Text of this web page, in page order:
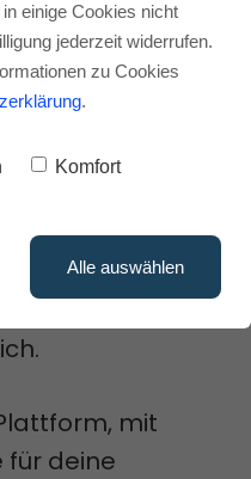
leicht
mit
für deine
einige Cookies nicht
jederzeit widerrufen.
zu Cookies
.
Komfort
Alle auswählen